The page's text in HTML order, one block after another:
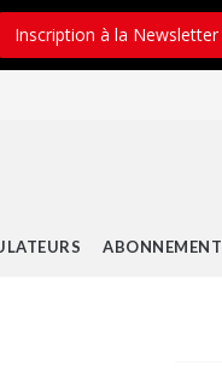
ABONNEMENT
Inscription à la Newsletter